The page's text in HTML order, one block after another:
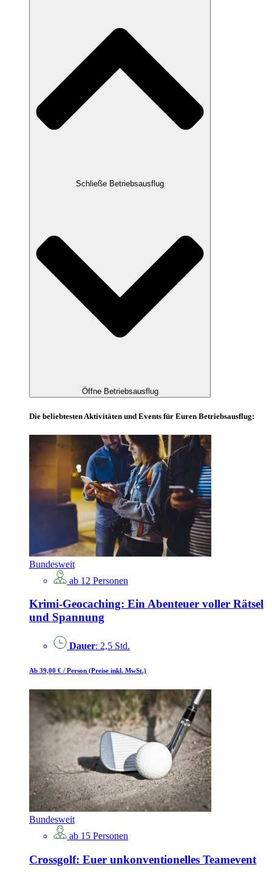
Schließe Betriebsausflug
Öffne Betriebsausflug
Die beliebtesten Aktivitäten und Events für Euren Betriebsausflug:
Bundesweit
ab 12 Personen
Krimi-Geocaching: Ein Abenteuer voller Rätsel
und Spannung
Dauer: 2,5 Std.
Ab 39,00 € / Person (Preise inkl. MwSt.)
Bundesweit
ab 15 Personen
Crossgolf: Euer unkonventionelles Teamevent